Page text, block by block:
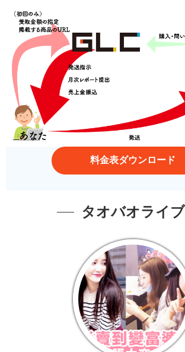
料金表ダウンロード
タオバオライブ